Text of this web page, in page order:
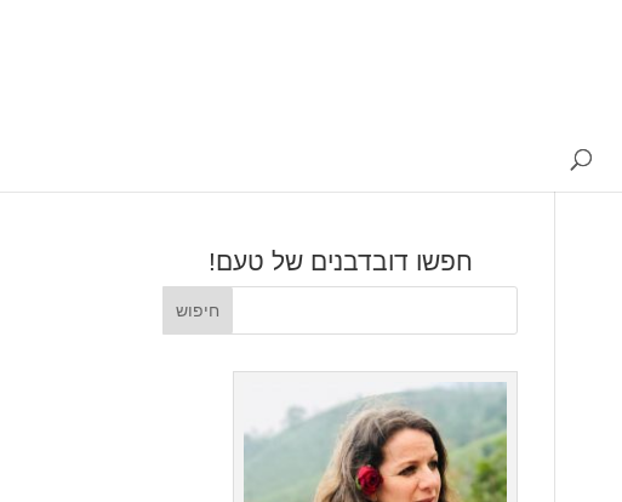
חפשו דובדבנים של טעם!